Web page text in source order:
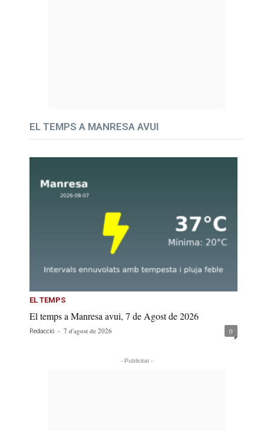
EL TEMPS A MANRESA AVUI
EL TEMPS
El temps a Manresa avui, 7 de Agost de 2026
Redacció - 7 d'agost de 2026 0
- Publicitat -